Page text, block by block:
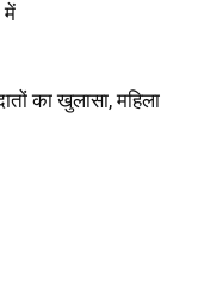
में
का खुलासा, महिला